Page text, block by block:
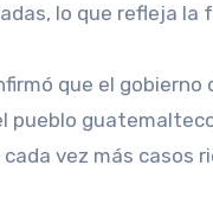
lo que refleja
que el
pueblo
vez más casos